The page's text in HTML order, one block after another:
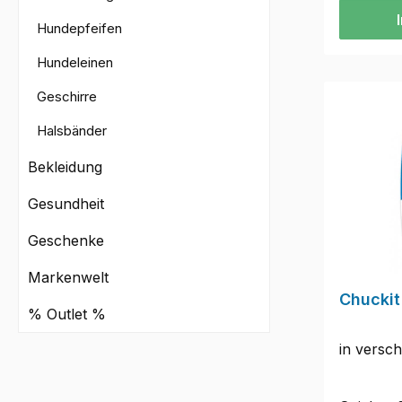
Hundepfeifen
Hundeleinen
Geschirre
Halsbänder
Bekleidung
Gesundheit
Geschenke
Markenwelt
% Outlet %
das
federt
sowohl
als
in